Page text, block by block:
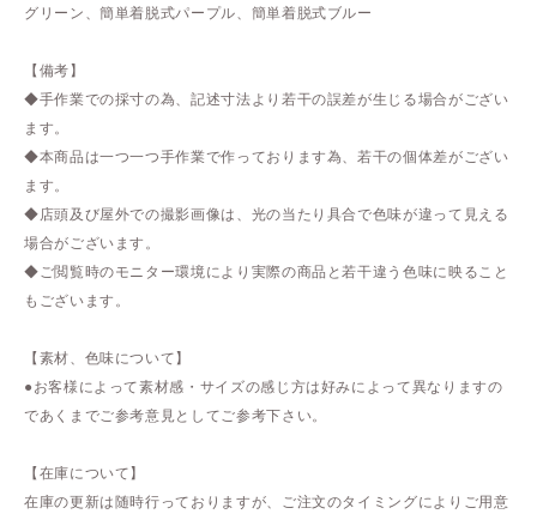
グリーン、簡単着脱式パープル、簡単着脱式ブルー
【備考】
◆手作業での採寸の為、記述寸法より若干の誤差が生じる場合がござい
ます。
◆本商品は一つ一つ手作業で作っております為、若干の個体差がござい
ます。
◆店頭及び屋外での撮影画像は、光の当たり具合で色味が違って見える
場合がございます。
◆ご閲覧時のモニター環境により実際の商品と若干違う色味に映ること
もございます。
【素材、色味について】
●お客様によって素材感・サイズの感じ方は好みによって異なりますの
であくまでご参考意見としてご参考下さい。
【在庫について】
在庫の更新は随時行っておりますが、ご注文のタイミングによりご用意